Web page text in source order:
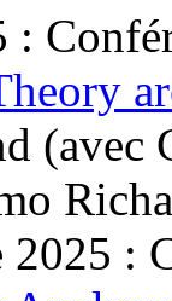
:
(avec
2025 :